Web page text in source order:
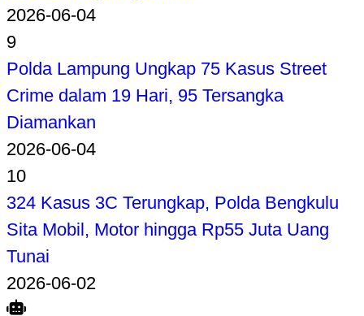
2026-06-04
9
Polda Lampung Ungkap 75 Kasus Street
Crime dalam 19 Hari, 95 Tersangka
Diamankan
2026-06-04
10
324 Kasus 3C Terungkap, Polda Bengkulu
Sita Mobil, Motor hingga Rp55 Juta Uang
Tunai
2026-06-02